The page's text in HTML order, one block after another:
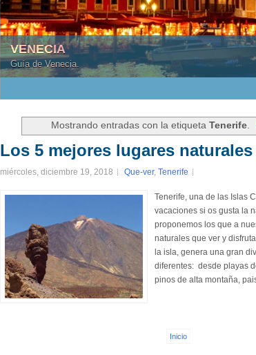
VENECIA
Guía de Venecia.
Mostrando entradas con la etiqueta Tenerife.
Los 5 mejores lugares
miércoles, diciembre 19, 2018 Que-ver, Tenerife
Tenerife, una de las Islas
vacaciones si os gusta la
proponemos los que a
naturales que ver y
la isla, genera una gran
diferentes: desde playas
pinos de alta montaña,
Inicio